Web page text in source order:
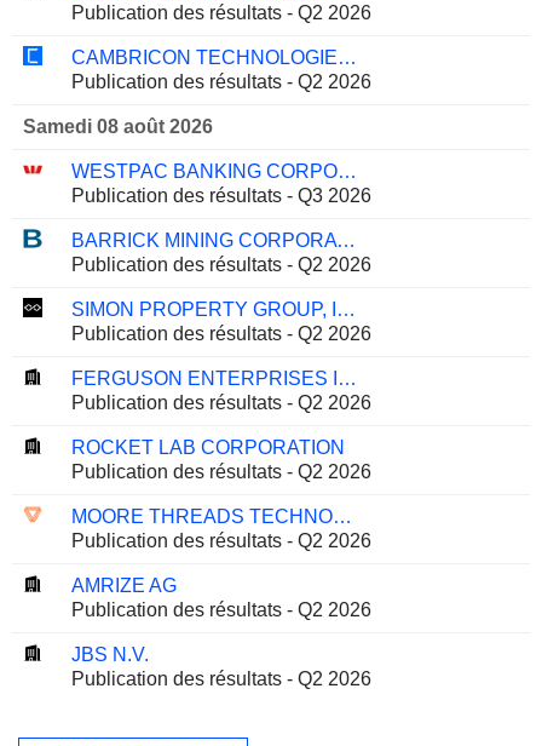
Publication des résultats - Q2 2026
CAMBRICON TECHNOLOGIES CORPORATION LIMITED
Publication des résultats - Q2 2026
Samedi 08 août 2026
WESTPAC BANKING CORPORATION
Publication des résultats - Q3 2026
BARRICK MINING CORPORATION
Publication des résultats - Q2 2026
SIMON PROPERTY GROUP, INC.
Publication des résultats - Q2 2026
FERGUSON ENTERPRISES INC.
Publication des résultats - Q2 2026
ROCKET LAB CORPORATION
Publication des résultats - Q2 2026
MOORE THREADS TECHNOLOGY CO., LTD.
Publication des résultats - Q2 2026
AMRIZE AG
Publication des résultats - Q2 2026
JBS N.V.
Publication des résultats - Q2 2026